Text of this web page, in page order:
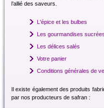
l’allié des saveurs.
L'épice et les bulbes
Les gourmandises
Les délices salés
Votre panier
Conditions générales de
Il existe également des produits
par nos producteurs de safran :